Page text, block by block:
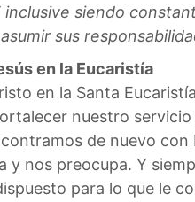
inclusive siendo
sus
en la Eucaristía
en la Santa
nuestro
de nuevo
y nos preocupa. Y
para lo que le